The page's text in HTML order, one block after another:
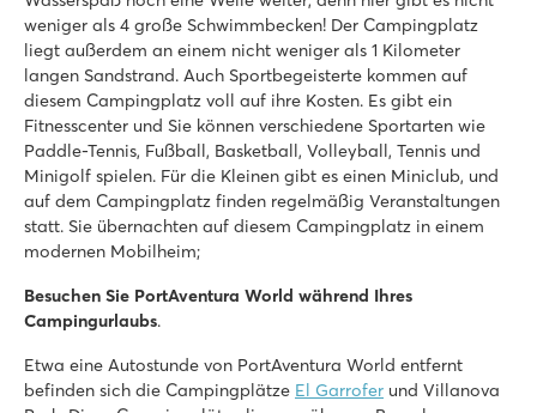
weniger als 4 große Schwimmbecken! Der Campingplatz
liegt außerdem an einem nicht weniger als 1 Kilometer
langen Sandstrand. Auch Sportbegeisterte kommen auf
diesem Campingplatz voll auf ihre Kosten. Es gibt ein
Fitnesscenter und Sie können verschiedene Sportarten wie
Paddle-Tennis, Fußball, Basketball, Volleyball, Tennis und
Minigolf spielen. Für die Kleinen gibt es einen Miniclub, und
auf dem Campingplatz finden regelmäßig Veranstaltungen
statt. Sie übernachten auf diesem Campingplatz in einem
modernen Mobilheim;
Besuchen Sie PortAventura World während Ihres
Campingurlaubs.
Etwa eine Autostunde von PortAventura World entfernt
befinden sich die Campingplätze El Garrofer und Villanova